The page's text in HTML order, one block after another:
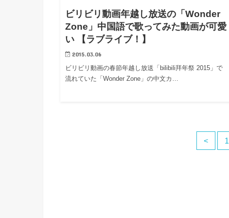
ビリビリ動画年越し放送の「Wonder
Zone」中国語で歌ってみた動画が可愛
い 【ラブライブ！】
2015.03.06
ビリビリ動画の春節年越し放送「bilibili拜年祭 2015」で
流れていた「Wonder Zone」の中文カ…
< 1